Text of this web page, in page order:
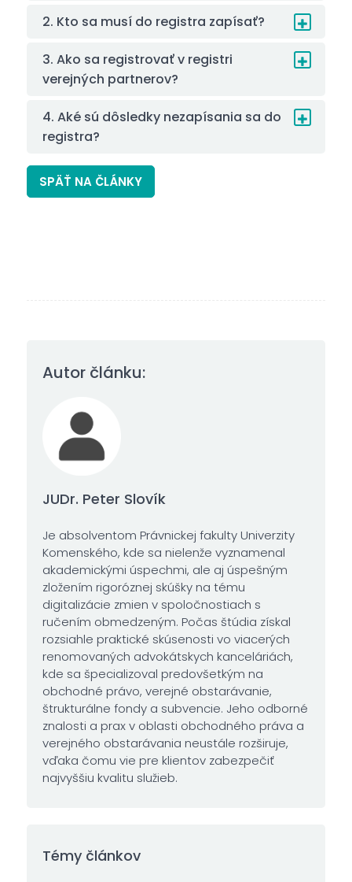
2. Kto sa musí do registra zapísať?
3. Ako sa registrovať v registri
verejných partnerov?
4. Aké sú dôsledky nezapísania sa do
registra?
SPÄŤ NA ČLÁNKY
Autor článku:
JUDr. Peter Slovík
Je absolventom Právnickej fakulty Univerzity
Komenského, kde sa nielenže vyznamenal
akademickými úspechmi, ale aj úspešným
zložením rigoróznej skúšky na tému
digitalizácie zmien v spoločnostiach s
ručením obmedzeným. Počas štúdia získal
rozsiahle praktické skúsenosti vo viacerých
renomovaných advokátskych kanceláriách,
kde sa špecializoval predovšetkým na
obchodné právo, verejné obstarávanie,
štrukturálne fondy a subvencie. Jeho odborné
znalosti a prax v oblasti obchodného práva a
verejného obstarávania neustále rozširuje,
vďaka čomu vie pre klientov zabezpečiť
najvyššiu kvalitu služieb.
Témy článkov